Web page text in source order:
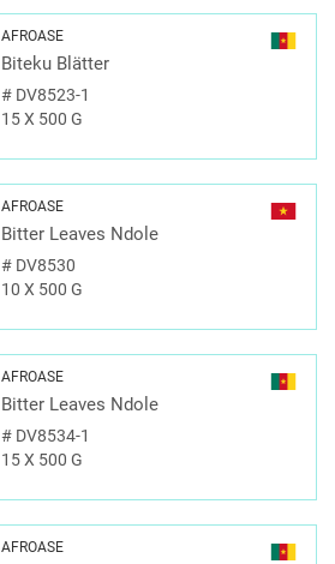
AFROASE
Biteku Blätter
#DV8523-1
15 X 500 G
AFROASE
Bitter Leaves Ndole
#DV8530
10 X 500 G
AFROASE
Bitter Leaves Ndole
#DV8534-1
15 X 500 G
AFROASE